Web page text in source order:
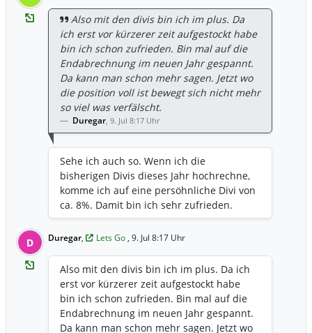
Also mit den divis bin ich im plus. Da
ich erst vor kürzerer zeit aufgestockt habe
bin ich schon zufrieden. Bin mal auf die
Endabrechnung im neuen Jahr gespannt.
Da kann man schon mehr sagen. Jetzt wo
die position voll ist bewegt sich nicht mehr
so viel was verfälscht.
Duregar, 9. Jul 8:17 Uhr
Sehe ich auch so. Wenn ich die
bisherigen Divis dieses Jahr hochrechne,
komme ich auf eine persöhnliche Divi von
ca. 8%. Damit bin ich sehr zufrieden.
D Duregar, Lets Go , 9. Jul 8:17 Uhr
Also mit den divis bin ich im plus. Da ich
erst vor kürzerer zeit aufgestockt habe
bin ich schon zufrieden. Bin mal auf die
Endabrechnung im neuen Jahr gespannt.
Da kann man schon mehr sagen. Jetzt wo